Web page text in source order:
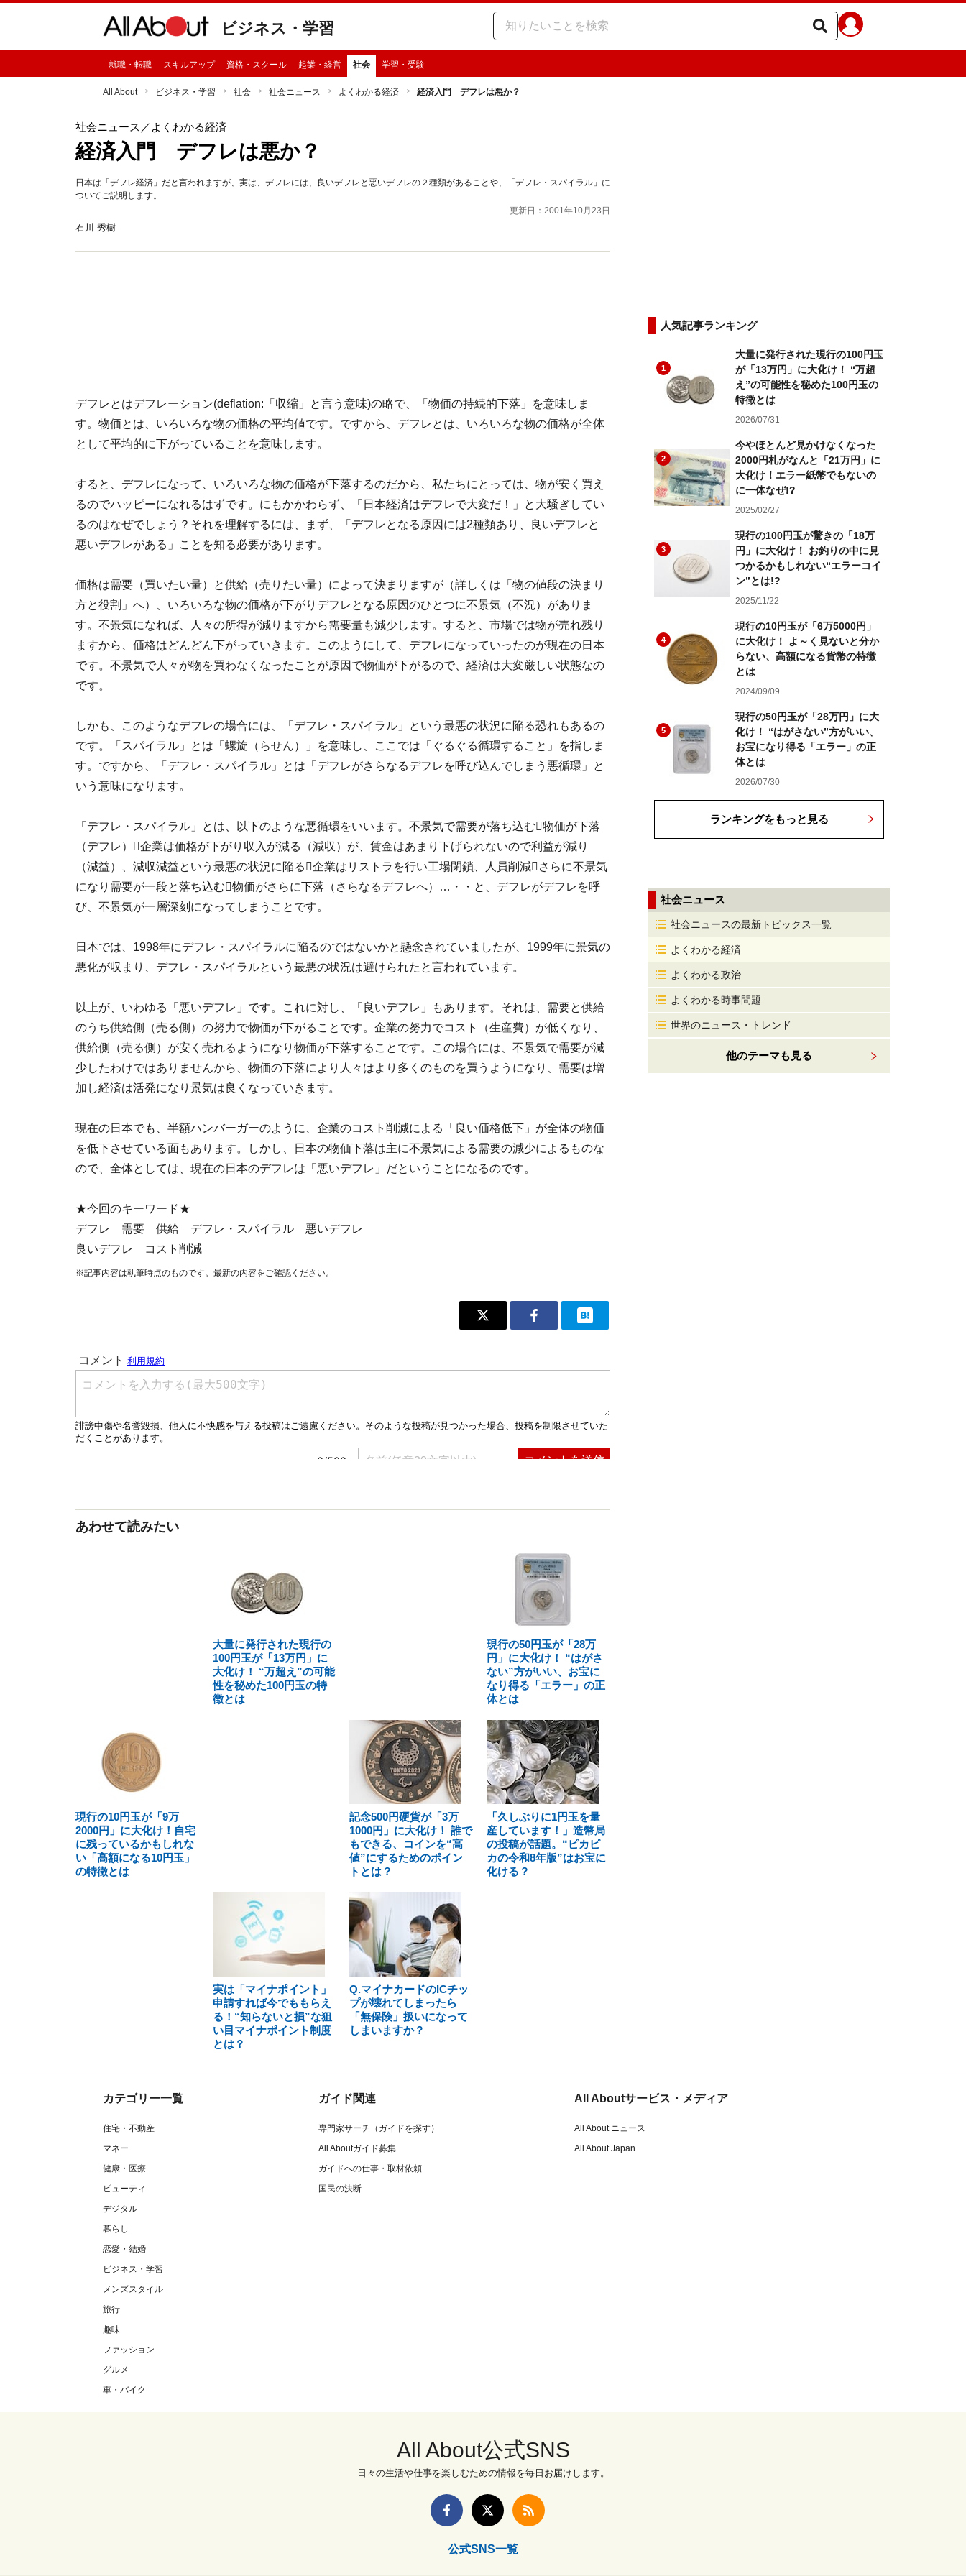
ビジネス・学習
就職・転職 スキルアップ 資格・スクール 起業・経営 社会 学習・受験
All About ビジネス・学習 社会 社会ニュース よくわかる経済 経済入門 デフレは悪か？
社会ニュース ／よくわかる経済
経済入門 デフレは悪か？
日本は「デフレ経済」だと言われますが、実は、デフレには、良いデフレと悪いデフレの２種類があることや、「デフレ・スパイラル」に
ついてご説明します。
更新日：2001年10月23日
石川 秀樹
デフレとはデフレーション(deflation:「収縮」と言う意味)の略で、「物価の持続的下落」を意味しま
す。物価とは、いろいろな物の価格の平均値です。ですから、デフレとは、いろいろな物の価格が全体
として平均的に下がっていることを意味します。
すると、デフレになって、いろいろな物の価格が下落するのだから、私たちにとっては、物が安く買え
るのでハッピーになれるはずです。にもかかわらず、「日本経済はデフレで大変だ！」と大騒ぎしてい
るのはなぜでしょう？それを理解するには、まず、「デフレとなる原因には2種類あり、良いデフレと
悪いデフレがある」ことを知る必要があります。
価格は需要（買いたい量）と供給（売りたい量）によって決まりますが（詳しくは「物の値段の決まり
方と役割」へ）、いろいろな物の価格が下がりデフレとなる原因のひとつに不景気（不況）がありま
す。不景気になれば、人々の所得が減りますから需要量も減少します。すると、市場では物が売れ残り
ますから、価格はどんどん下がっていきます。このようにして、デフレになっていったのが現在の日本
です。不景気で人々が物を買わなくなったことが原因で物価が下がるので、経済は大変厳しい状態なの
です。
しかも、このようなデフレの場合には、「デフレ・スパイラル」という最悪の状況に陥る恐れもあるの
です。「スパイラル」とは「螺旋（らせん）」を意味し、ここでは「ぐるぐる循環すること」を指しま
す。ですから、「デフレ・スパイラル」とは「デフレがさらなるデフレを呼び込んでしまう悪循環」と
いう意味になります。
「デフレ・スパイラル」とは、以下のような悪循環をいいます。不景気で需要が落ち込む物価が下落
（デフレ）企業は価格が下がり収入が減る（減収）が、賃金はあまり下げられないので利益が減り
（減益）、減収減益という最悪の状況に陥る企業はリストラを行い工場閉鎖、人員削減さらに不景気
になり需要が一段と落ち込む物価がさらに下落（さらなるデフレへ）…・・と、デフレがデフレを呼
び、不景気が一層深刻になってしまうことです。
日本では、1998年にデフレ・スパイラルに陥るのではないかと懸念されていましたが、1999年に景気の
悪化が収まり、デフレ・スパイラルという最悪の状況は避けられたと言われています。
以上が、いわゆる「悪いデフレ」です。これに対し、「良いデフレ」もあります。それは、需要と供給
のうち供給側（売る側）の努力で物価が下がることです。企業の努力でコスト（生産費）が低くなり、
供給側（売る側）が安く売れるようになり物価が下落することです。この場合には、不景気で需要が減
少したわけではありませんから、物価の下落により人々はより多くのものを買うようになり、需要は増
加し経済は活発になり景気は良くなっていきます。
現在の日本でも、半額ハンバーガーのように、企業のコスト削減による「良い価格低下」が全体の物価
を低下させている面もあります。しかし、日本の物価下落は主に不景気による需要の減少によるものな
ので、全体としては、現在の日本のデフレは「悪いデフレ」だということになるのです。
★今回のキーワード★
デフレ 需要 供給 デフレ・スパイラル 悪いデフレ
良いデフレ コスト削減
※記事内容は執筆時点のものです。最新の内容をご確認ください。
あわせて読みたい
大量に発行された現行の
100円玉が「13万円」に
大化け！ “万超え”の可能
性を秘めた100円玉の特
徴とは
現行の50円玉が「28万
円」に大化け！ “はがさ
ない”方がいい、お宝に
なり得る「エラー」の正
体とは
現行の10円玉が「9万
2000円」に大化け！自宅
に残っているかもしれな
い「高額になる10円玉」
の特徴とは
記念500円硬貨が「3万
1000円」に大化け！ 誰で
もできる、コインを“高
値”にするためのポイン
トとは？
「久しぶりに1円玉を量
産しています！」造幣局
の投稿が話題。“ピカピ
カの令和8年版”はお宝に
化ける？
実は「マイナポイント」
申請すれば今でももらえ
る！“知らないと損”な狙
い目マイナポイント制度
とは？
Q.マイナカードのICチッ
プが壊れてしまったら
「無保険」扱いになって
しまいますか？
人気記事ランキング
1
大量に発行された現行の100円玉
が「13万円」に大化け！ “万超
え”の可能性を秘めた100円玉の
特徴とは
2026/07/31
2
今やほとんど見かけなくなった
2000円札がなんと「21万円」に
大化け！エラー紙幣でもないの
に一体なぜ!?
2025/02/27
3
現行の100円玉が驚きの「18万
円」に大化け！ お釣りの中に見
つかるかもしれない“エラーコイ
ン”とは!?
2025/11/22
4
現行の10円玉が「6万5000円」
に大化け！ よ～く見ないと分か
らない、高額になる貨幣の特徴
とは
2024/09/09
5
現行の50円玉が「28万円」に大
化け！ “はがさない”方がいい、
お宝になり得る「エラー」の正
体とは
2026/07/30
ランキングをもっと見る
社会ニュース
社会ニュースの最新トピックス一覧
よくわかる経済
よくわかる政治
よくわかる時事問題
世界のニュース・トレンド
他のテーマも見る
カテゴリー一覧
住宅・不動産
マネー
健康・医療
ビューティ
デジタル
暮らし
恋愛・結婚
ビジネス・学習
メンズスタイル
旅行
趣味
ファッション
グルメ
車・バイク
ガイド関連
専門家サーチ（ガイドを探す）
All Aboutガイド募集
ガイドへの仕事・取材依頼
国民の決断
All Aboutサービス・メディア
All About ニュース
All About Japan
All About公式SNS
日々の生活や仕事を楽しむための情報を毎日お届けします。
公式SNS一覧